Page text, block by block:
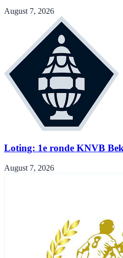
August 7, 2026
Loting: 1e ronde KNVB
August 7, 2026